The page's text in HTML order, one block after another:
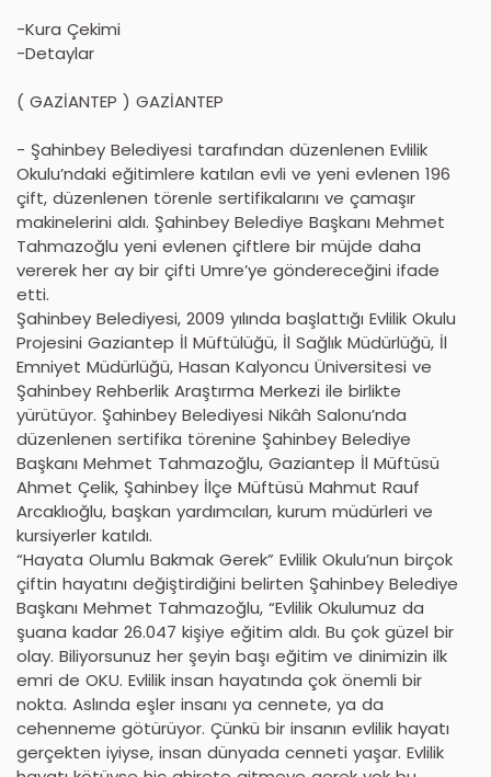
-Kura Çekimi
-Detaylar
( GAZİANTEP ) GAZİANTEP
- Şahinbey Belediyesi tarafından düzenlenen Evlilik
Okulu’ndaki eğitimlere katılan evli ve yeni evlenen 196
çift, düzenlenen törenle sertifikalarını ve çamaşır
makinelerini aldı. Şahinbey Belediye Başkanı Mehmet
Tahmazoğlu yeni evlenen çiftlere bir müjde daha
vererek her ay bir çifti Umre’ye göndereceğini ifade
etti.
Şahinbey Belediyesi, 2009 yılında başlattığı Evlilik Okulu
Projesini Gaziantep İl Müftülüğü, İl Sağlık Müdürlüğü, İl
Emniyet Müdürlüğü, Hasan Kalyoncu Üniversitesi ve
Şahinbey Rehberlik Araştırma Merkezi ile birlikte
yürütüyor. Şahinbey Belediyesi Nikâh Salonu’nda
düzenlenen sertifika törenine Şahinbey Belediye
Başkanı Mehmet Tahmazoğlu, Gaziantep İl Müftüsü
Ahmet Çelik, Şahinbey İlçe Müftüsü Mahmut Rauf
Arcaklıoğlu, başkan yardımcıları, kurum müdürleri ve
kursiyerler katıldı.
“Hayata Olumlu Bakmak Gerek” Evlilik Okulu’nun birçok
çiftin hayatını değiştirdiğini belirten Şahinbey Belediye
Başkanı Mehmet Tahmazoğlu, “Evlilik Okulumuz da
şuana kadar 26.047 kişiye eğitim aldı. Bu çok güzel bir
olay. Biliyorsunuz her şeyin başı eğitim ve dinimizin ilk
emri de OKU. Evlilik insan hayatında çok önemli bir
nokta. Aslında eşler insanı ya cennete, ya da
cehenneme götürüyor. Çünkü bir insanın evlilik hayatı
gerçekten iyiyse, insan dünyada cenneti yaşar. Evlilik